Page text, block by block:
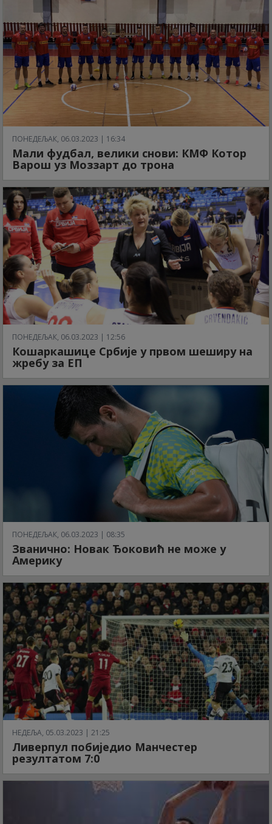
ПОНЕДЕЉАК, 06.03.2023 | 16:34
Мали фудбал, велики снови: КМФ Котор
Варош уз Моззарт до трона
ПОНЕДЕЉАК, 06.03.2023 | 12:56
Кошаркашице Србије у првом шеширу на
жребу за ЕП
ПОНЕДЕЉАК, 06.03.2023 | 08:35
Званично: Новак Ђоковић не може у
Америку
НЕДЕЉА, 05.03.2023 | 21:25
Ливерпул побиједио Манчестер
резултатом 7:0